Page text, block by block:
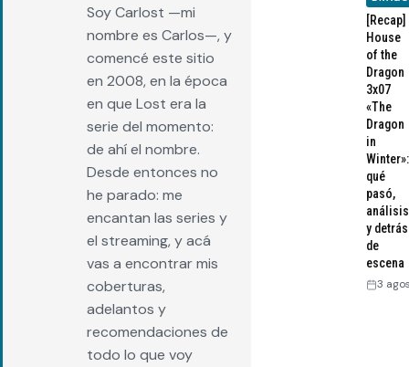
Soy Carlost —mi
nombre es Carlos—, y
comencé este sitio
en 2008, en la época
en que Lost era la
serie del momento:
de ahí el nombre.
Desde entonces no
he parado: me
encantan las series y
el streaming, y acá
vas a encontrar mis
coberturas,
adelantos y
recomendaciones de
todo lo que voy
[Recap]
House
of the
Dragon
3x07
«The
Dragon
in
Winter»:
qué
pasó,
análisis
y detrás
de
escena
3